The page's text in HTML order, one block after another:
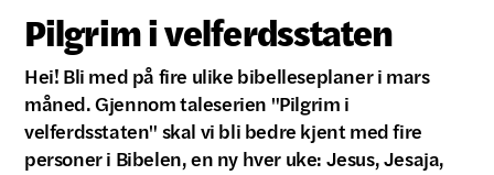
Pilgrim i velferdsstaten
Hei! Bli med på fire ulike bibelleseplaner i mars
måned. Gjennom taleserien "Pilgrim i
velferdsstaten" skal vi bli bedre kjent med fire
personer i Bibelen, en ny hver uke: Jesus, Jesaja,